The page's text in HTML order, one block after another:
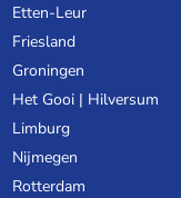
Etten-Leur
Friesland
Groningen
Het Gooi | Hilversum
Limburg
Nijmegen
Rotterdam